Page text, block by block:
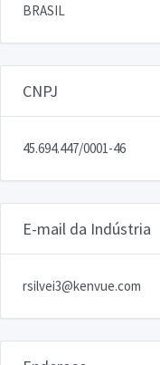
BRASIL
CNPJ
45.694.447/0001-46
E-mail da Indústria
rsilvei3@kenvue.com